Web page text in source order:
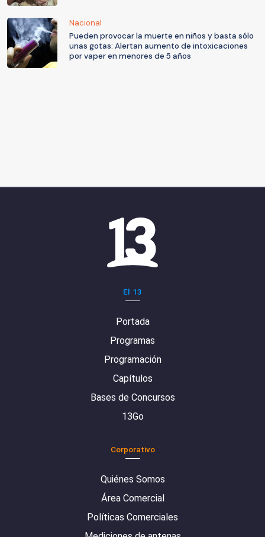
Nacional
Pueden provocar la muerte en niños y basta sólo
unas gotas: Alertan aumento de intoxicaciones
por vaper en menores de 5 años
El 13
Portada
Programas
Programación
Capítulos
Bases de Concursos
13Go
Corporativo
Quiénes Somos
Área Comercial
Políticas Comerciales